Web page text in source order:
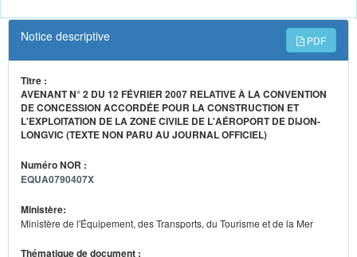
Notice descriptive PDF
Titre :
AVENANT N° 2 DU 12 FÉVRIER 2007 RELATIVE À LA CONVENTION
DE CONCESSION ACCORDÉE POUR LA CONSTRUCTION ET
L'EXPLOITATION DE LA ZONE CIVILE DE L'AÉROPORT DE DIJON-
LONGVIC (TEXTE NON PARU AU JOURNAL OFFICIEL)
Numéro NOR :
EQUA0790407X
Ministère:
Ministère de l'Équipement, des Transports, du Tourisme et de la Mer
Thématique de document :